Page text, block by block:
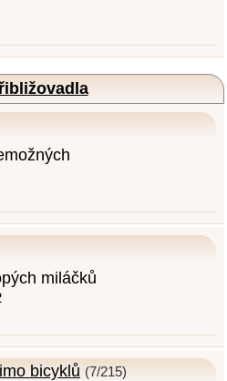
miláčků
bicyklů (7/215)